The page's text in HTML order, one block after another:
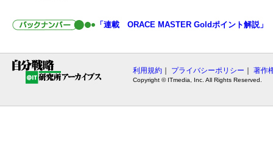
「連載 ORACE MASTER Goldポイント解説」
利用規約 プライバシーポリシー 著作
Copyright © ITmedia, Inc. All Rights Reserved.